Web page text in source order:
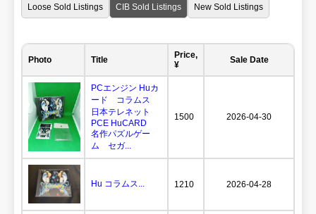
Loose Sold Listings CIB Sold Listings New Sold Listings
Photo Title
Price,
¥
Sale Date
PCエンジン Huカ
ード コラムス
日本テレネット
PCE HuCARD
名作パズルゲー
ム セガ...
1500 2026-04-30
Hu コラムス... 1210 2026-04-28